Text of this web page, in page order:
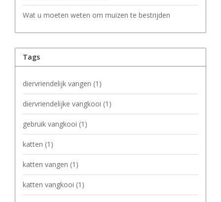
Wat u moeten weten om muizen te bestrijden
Tags
diervriendelijk vangen (1)
diervriendelijke vangkooi (1)
gebruik vangkooi (1)
katten (1)
katten vangen (1)
katten vangkooi (1)